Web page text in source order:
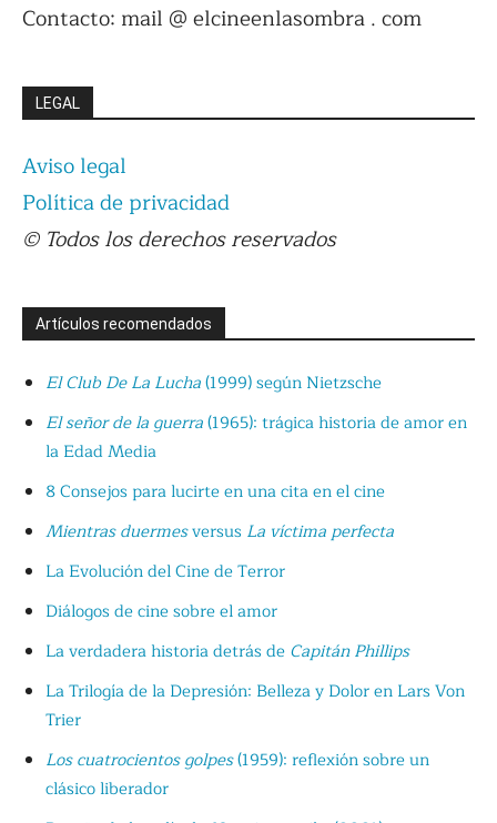
Contacto: mail @ elcineenlasombra . com
LEGAL
Aviso legal
Política de privacidad
© Todos los derechos reservados
Artículos recomendados
El Club De La Lucha(1999) según Nietzsche
El señor de la guerra(1965): trágica historia de amor en
la Edad Media
8 Consejos para lucirte en una cita en el cine
Mientras duermesversus La víctima perfecta
La Evolución del Cine de Terror
Diálogos de cine sobre el amor
La verdadera historia detrás de Capitán Phillips
La Trilogía de la Depresión: Belleza y Dolor en Lars Von
Trier
Los cuatrocientos golpes(1959): reflexión sobre un
clásico liberador